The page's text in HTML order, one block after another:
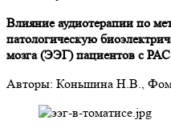
Влияние аудиотерапии по
патологическую
мозга (ЭЭГ) пациентов с РАС
Авторы: Коньшина Н.В.,